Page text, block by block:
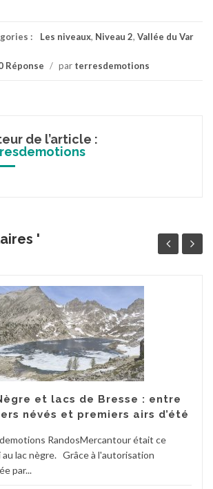
: Les niveaux, Niveau 2, Vallée du Var
Réponse / par terresdemotions
de l’article :
'
et lacs de Bresse : entre
névés et premiers airs d’été
RandosMercantour était ce
au lac nègre. Grâce à l'autorisation
par...